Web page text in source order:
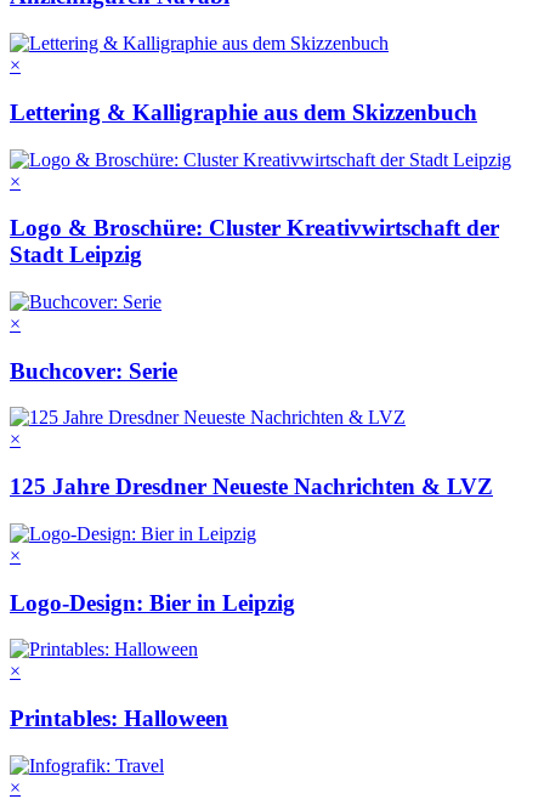
×
Lettering & Kalligraphie aus dem Skizzenbuch
×
Logo & Broschüre: Cluster Kreativwirtschaft der
Stadt Leipzig
×
Buchcover: Serie
×
125 Jahre Dresdner Neueste Nachrichten & LVZ
×
Logo-Design: Bier in Leipzig
×
Printables: Halloween
×